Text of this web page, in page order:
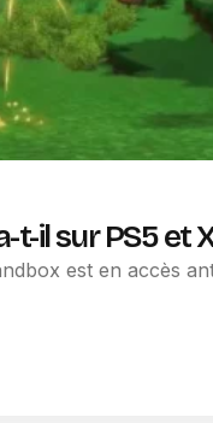
il sur PS5 et
est en accès